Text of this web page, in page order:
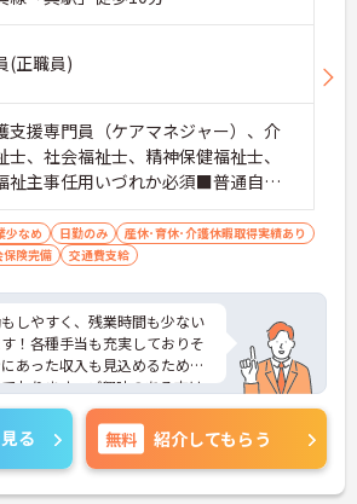
(正職員)
援専門員（ケアマネジャー）、介
士、社会福祉士、精神保健福祉士、
祉主事任用いづれか必須■普通自動
必須（ＡＴ限定可）■ソーシャルワ
・生活相談員・介護支援専門員経験
遇
少なめ 日勤のみ
産休･育休･介護休暇取得実績あり
保険完備 交通費支給
しやすく、残業時間も少ない
！各種手当も充実しておりそ
あった収入も見込めるためお
おります。ご興味のある方は
しますのでご気軽にお問い合
る 無料 紹介してもらう